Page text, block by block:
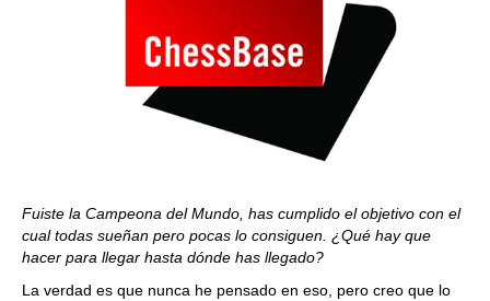
Fuiste la Campeona del Mundo, has cumplido el objetivo con el
cual todas sueñan pero pocas lo consiguen. ¿Qué hay que
hacer para llegar hasta dónde has llegado?
La verdad es que nunca he pensado en eso, pero creo que lo